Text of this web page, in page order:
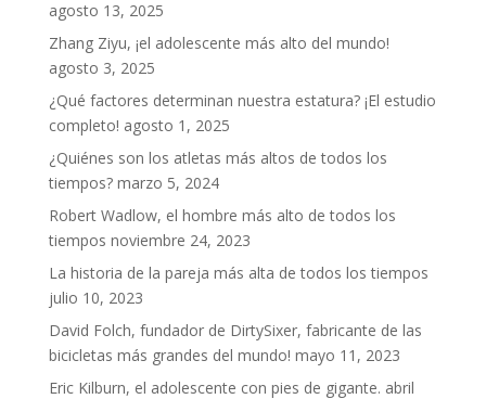
agosto 13, 2025
Zhang Ziyu, ¡el adolescente más alto del mundo!
agosto 3, 2025
¿Qué factores determinan nuestra estatura? ¡El estudio
completo! agosto 1, 2025
¿Quiénes son los atletas más altos de todos los
tiempos? marzo 5, 2024
Robert Wadlow, el hombre más alto de todos los
tiempos noviembre 24, 2023
La historia de la pareja más alta de todos los tiempos
julio 10, 2023
David Folch, fundador de DirtySixer, fabricante de las
bicicletas más grandes del mundo! mayo 11, 2023
Eric Kilburn, el adolescente con pies de gigante. abril